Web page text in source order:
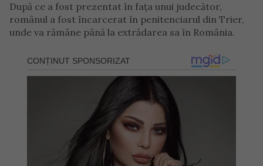
După ce a fost prezentat în fața unui judecător,
românul a fost încarcerat în penitenciarul din Trier,
unde va rămâne până la extrădarea sa în România.